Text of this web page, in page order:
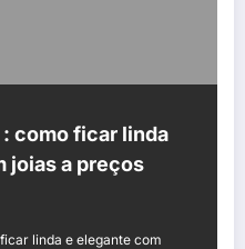
: como ficar linda
joias a preços
linda e elegante com